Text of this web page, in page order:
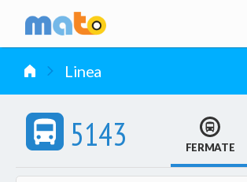
vai al contenuto
Linea
5143 FERMATE